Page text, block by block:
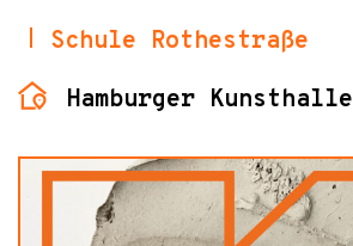
Schule Rothestraße
Hamburger Kunsthalle